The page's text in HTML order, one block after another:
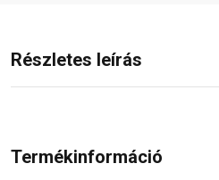
Részletes leírás
Termékinformáció